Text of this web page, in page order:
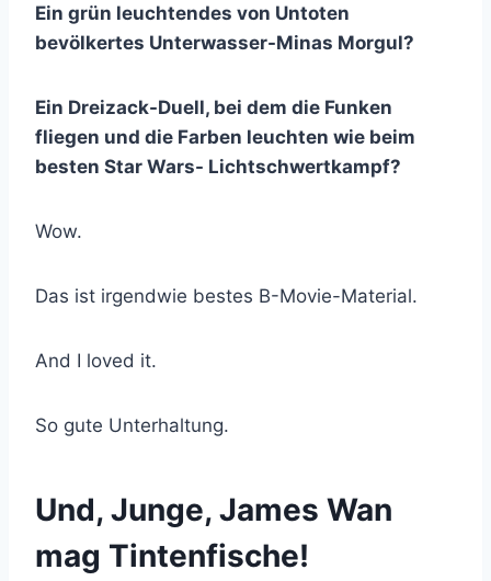
Ein grün leuchtendes von Untoten
bevölkertes Unterwasser-Minas Morgul?
Ein Dreizack-Duell, bei dem die Funken
fliegen und die Farben leuchten wie beim
besten Star Wars- Lichtschwertkampf?
Wow.
Das ist irgendwie bestes B-Movie-Material.
And I loved it.
So gute Unterhaltung.
Und, Junge, James Wan
mag Tintenfische!